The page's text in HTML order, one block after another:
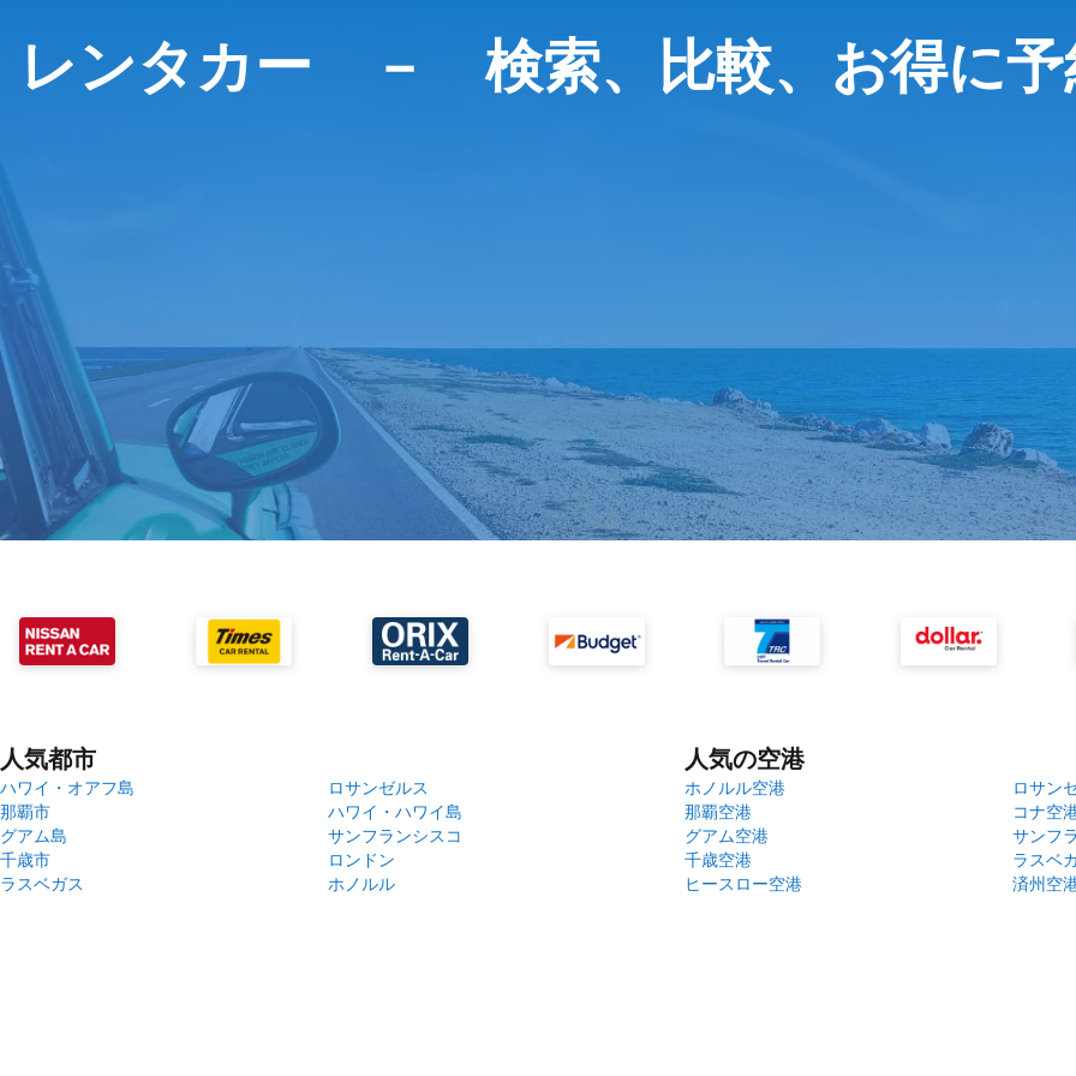
レンタカー － 検索、比較、お得に予
人気都市
ハワイ・オアフ島
ロサンゼルス
那覇市
ハワイ・ハワイ島
グアム島
サンフランシスコ
千歳市
ロンドン
ラスベガス
ホノルル
人気の空港
ホノルル空港
ロサン
那覇空港
コナ空
グアム空港
サンフ
千歳空港
ラスベ
ヒースロー空港
済州空